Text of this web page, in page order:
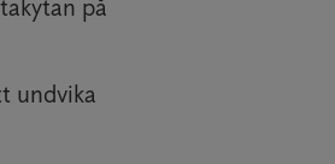
på
undvika